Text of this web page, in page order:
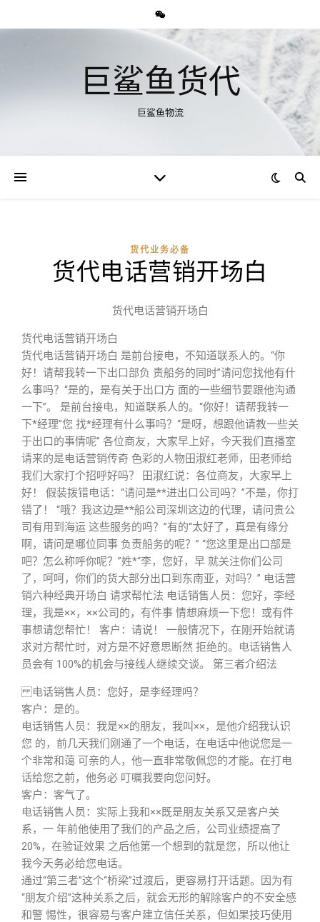
巨鲨鱼货代
巨鲨鱼物流
货代业务必备
货代电话营销开场白
货代电话营销开场白
货代电话营销开场白
货代电话营销开场白 是前台接电，不知道联系人的。“你
好！请帮我转一下出口部负 责船务的同时”请问您找他有什
么事吗？“是的，是有关于出口方 面的一些细节要跟他沟通
一下”。 是前台接电，知道联系人的。“你好！请帮我转一
下*经理”您 找*经理有什么事吗？“是呀，想跟他请教一些关
于出口的事情呢” 各位商友，大家早上好，今天我们直播室
请来的是电话营销传奇 色彩的人物田淑红老师，田老师给
我们大家打个招呼好吗？ 田淑红说：各位商友，大家早上
好！ 假装拨错电话：“请问是**进出口公司吗？”不是，你打
错了！ “哦？我这边是**船公司深圳这边的代理，请问贵公
司有用到海运 这些服务的吗？”有的“太好了，真是有缘分
啊，请问是哪位同事 负责船务的呢？” “您这里是出口部是
吧？怎么称呼你呢？”姓*“李，您好，早 就关注你们公司
了，呵呵，你们的货大部分出口到东南亚，对吗？” 电话营
销六种经典开场白 请求帮忙法 电话销售人员：您好，李经
理，我是××，××公司的，有件事 情想麻烦一下您！或有件
事想请您帮忙！ 客户：请说！ 一般情况下，在刚开始就请
求对方帮忙时，对方是不好意思断然 拒绝的。电话销售人
员会有 100%的机会与接线人继续交谈。 第三者介绍法
电话销售人员：您好，是李经理吗？
客户：是的。
电话销售人员：我是××的朋友，我叫××，是他介绍我认识
您 的，前几天我们刚通了一个电话，在电话中他说您是一
个非常和蔼 可亲的人，他一直非常敬佩您的才能。在打电
话给您之前，他务必 叮嘱我要向您问好。
客户：客气了。
电话销售人员：实际上我和××既是朋友关系又是客户关
系，一 年前他使用了我们的产品之后，公司业绩提高了
20%，在验证效果 之后他第一个想到的就是您，所以他让
我今天务必给您电话。
通过“第三者”这个“桥梁”过渡后，更容易打开话题。因为有
“朋友介绍”这种关系之后，就会无形的解除客户的不安全感
和警 惕性，很容易与客户建立信任关系，但如果技巧使用